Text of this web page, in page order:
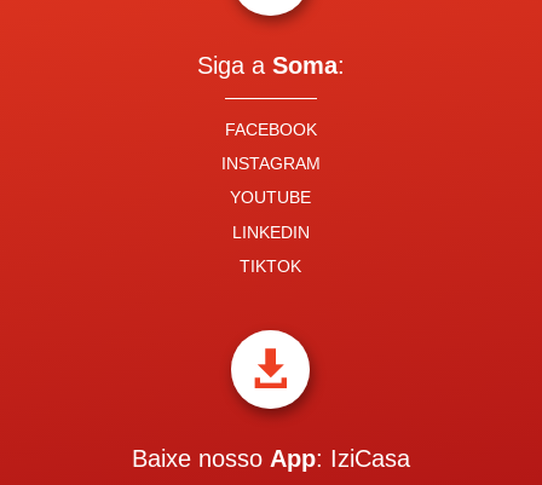
Siga a Soma:
FACEBOOK
INSTAGRAM
YOUTUBE
LINKEDIN
TIKTOK

Baixe nosso App: IziCasa